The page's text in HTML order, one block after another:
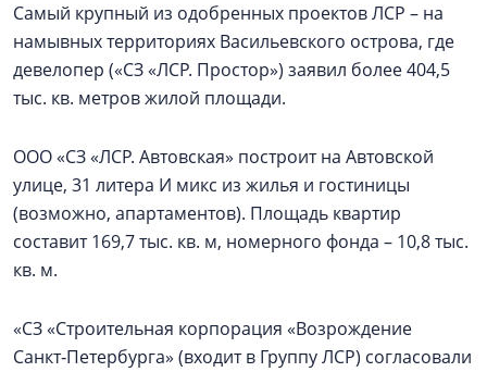
Самый крупный из одобренных проектов ЛСР – на
намывных территориях Васильевского острова, где
девелопер («СЗ «ЛСР. Простор») заявил более 404,5
тыс. кв. метров жилой площади.
ООО «СЗ «ЛСР. Автовская» построит на Автовской
улице, 31 литера И микс из жилья и гостиницы
(возможно, апартаментов). Площадь квартир
составит 169,7 тыс. кв. м, номерного фонда – 10,8 тыс.
кв. м.
«СЗ «Строительная корпорация «Возрождение
Санкт‑Петербурга» (входит в Группу ЛСР) согласовали